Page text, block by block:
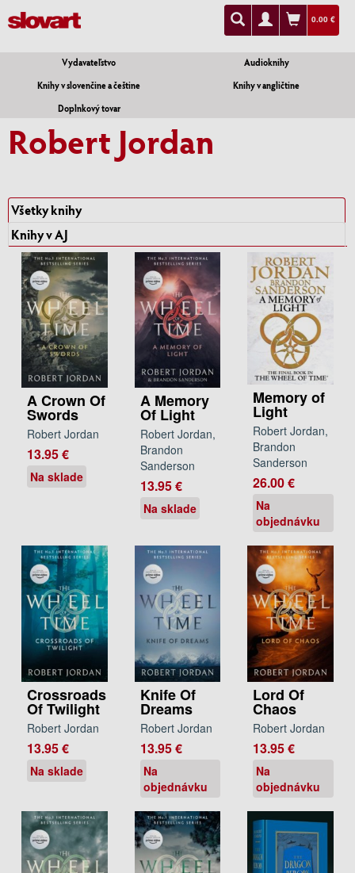
0.00 €
Vydavateľstvo
Audioknihy
Knihy v slovenčine a češtine
Knihy v angličtine
Doplnkový tovar
Robert Jordan
Všetky knihy
Knihy v AJ
A Crown Of
Swords
Robert Jordan
13.95 €
Na sklade
A Memory
Of Light
Robert Jordan,
Brandon
Sanderson
13.95 €
Na sklade
Memory of
Light
Robert Jordan,
Brandon
Sanderson
26.00 €
Na
objednávku
Crossroads
Of Twilight
Robert Jordan
13.95 €
Na sklade
Knife Of
Dreams
Robert Jordan
13.95 €
Na
objednávku
Lord Of
Chaos
Robert Jordan
13.95 €
Na
objednávku